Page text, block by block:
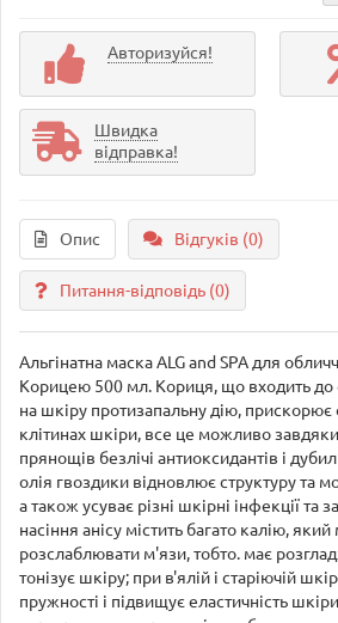
Авторизуйся!
Швидка
відправка!
Опис Відгуків (0)
Питання-відповідь (0)
Альгінатна маска ALG and SPA для
Корицею 500 мл. Кориця, що входить до
на шкіру протизапальну дію, прискорює
клітинах шкіри, все це можливо завдяки
прянощів безлічі антиоксидантів і
олія гвоздики відновлює структуру та
а також усуває різні шкірні інфекції та
насіння анісу містить багато калію, який
розслаблювати м'язи, тобто. має
тонізує шкіру; при в'ялій і старіючій
пружності і підвищує еластичність